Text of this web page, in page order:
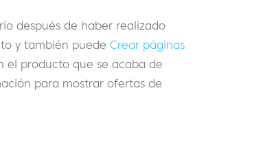
después de haber realizado
y también puede Crear páginas
el producto que se acaba de
para mostrar ofertas de